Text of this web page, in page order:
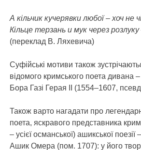
А кільчик кучерявки любої – хоч не
Кільце терзань и мук через
(переклад В. Ляхевича)
Суфійські мотиви також
відомого кримського поета дивана
Бора Газі Герая II (1554–1607,
Також варто нагадати про
поета, яскравого представника
– усієї османської) ашикської
Ашик Омера (пом. 1707): у його